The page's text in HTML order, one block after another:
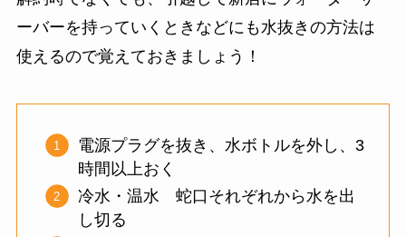
ーバーを持っていくときなどにも水抜きの方法は
使えるので覚えておきましょう！
電源プラグを抜き、水ボトルを外し、3
時間以上おく
冷水・温水 蛇口それぞれから水を出
し切る